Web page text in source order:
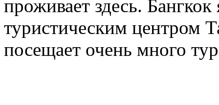
проживает здесь.
туристическим центром
посещает очень много